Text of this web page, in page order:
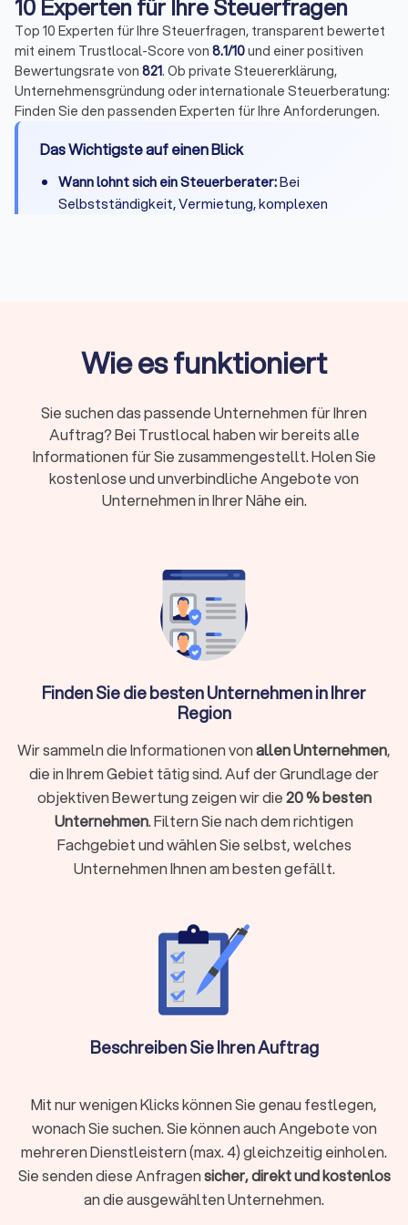
10 Experten für Ihre Steuerfragen
Top 10 Experten für Ihre Steuerfragen, transparent bewertet
mit einem Trustlocal-Score von 8.1/10und einer positiven
Bewertungsrate von 821. Ob private Steuererklärung,
Unternehmensgründung oder internationale Steuerberatung:
Finden Sie den passenden Experten für Ihre Anforderungen.
Das Wichtigste auf einen Blick
Wann lohnt sich ein Steuerberater:Bei
Selbstständigkeit, Vermietung, komplexen
Steuerberaterkammer ist Pflicht, Fachberater-
Titel zeigen Spezialisierung
Vorteile – persönlicher Kontakt oder flexible
digitale Zusammenarbeit
Erstgespräch:Viele Kanzleien bieten 15-20
Minuten kostenlos an
Wann brauche ich überhaupt einen
Nicht in jeder Situation ist ein Steuerberater zwingend
erforderlich. Für einfache Arbeitnehmer-Steuererklärungen
ohne Zusatzeinkünfte reicht oft die Software ELSTER oder
ein Lohnsteuerhilfeverein. Ein Steuerberater lohnt sich
besonders, wenn Sie:
Unternehmen führen
Einkünfte aus Vermietung, Kapitalvermögen oder anderen
Einkunftsarten haben
Komplexe steuerliche Sachverhalte vorliegen wie
Auslandseinkünfte, Erbschaften oder Beteiligungen
Laufende Buchhaltung, Jahresabschlüsse oder
Steueroptimierung und proaktive Gestaltungsberatung
Als Faustregel gilt: Wenn die mögliche Steuerersparnis oder
Zeitersparnis die Kosten übersteigt, ist die Investition
Moderne Steuerberatung findet längst nicht mehr nur im
klassischen Büro statt. Digitale Kanzleien bieten ihre
Dienstleistungen vollständig online an, von der
Belegübermittlung bis zur Videoberatung. Beide Modelle
haben Vorzüge:
Wie es funktioniert
Sie suchen das passende Unternehmen für Ihren
Auftrag? Bei Trustlocal haben wir bereits alle
Informationen für Sie zusammengestellt. Holen Sie
kostenlose und unverbindliche Angebote von
Unternehmen in Ihrer Nähe ein.
Finden Sie die besten Unternehmen in Ihrer
Region
Wir sammeln die Informationen vonallen Unternehmen,
die in Ihrem Gebiet tätig sind. Auf der Grundlage der
objektiven Bewertung zeigen wir die20 % besten
Unternehmen. Filtern Sie nach dem richtigen
Fachgebiet und wählen Sie selbst, welches
Unternehmen Ihnen am besten gefällt.
Beschreiben Sie Ihren Auftrag
Mit nur wenigen Klicks können Sie genau festlegen,
wonach Sie suchen. Sie können auch Angebote von
mehreren Dienstleistern (max. 4) gleichzeitig einholen.
Sie senden diese Anfragensicher, direkt und kostenlos
an die ausgewählten Unternehmen.